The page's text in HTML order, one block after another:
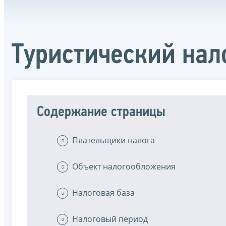
Туристический
Содержание страницы
Плательщики налога
Объект налогообложения
Налоговая база
Налоговый период